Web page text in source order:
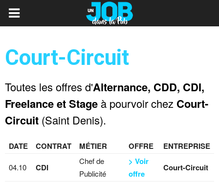
Court-Circuit
Toutes les offres d'Alternance, CDD, CDI,
Freelance et Stage à pourvoir chez Court-
Circuit (Saint Denis).
DATE CONTRAT MÉTIER OFFRE ENTREPRISE
04.10 CDI
Chef de
Publicité
> Voir
offre
Court-Circuit